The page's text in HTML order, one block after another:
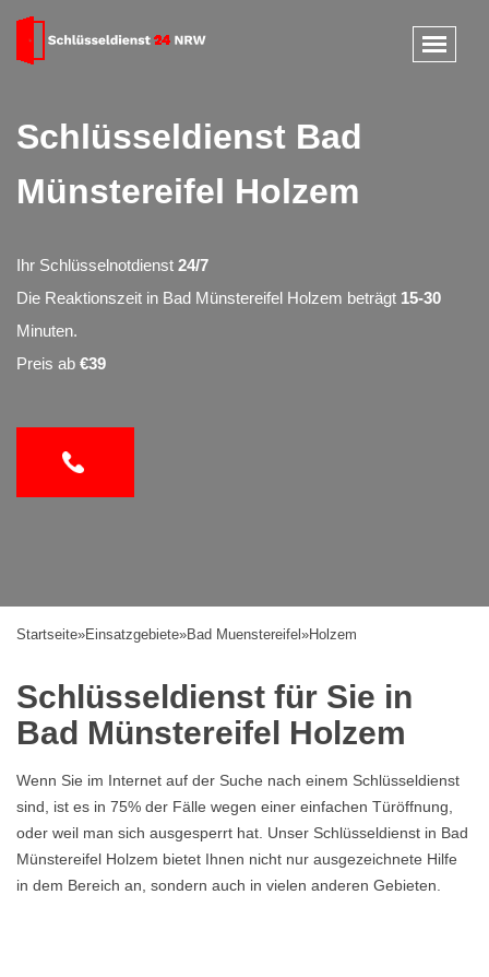
Schlüsseldienst Bad
Münstereifel Holzem
Ihr Schlüsselnotdienst 24/7
Die Reaktionszeit in Bad Münstereifel Holzem beträgt 15-30
Minuten.
Preis ab €39
Startseite»Einsatzgebiete»Bad Muenstereifel »Holzem
Schlüsseldienst für Sie in
Bad Münstereifel Holzem
Wenn Sie im Internet auf der Suche nach einem Schlüsseldienst
sind, ist es in 75% der Fälle wegen einer einfachen Türöffnung,
oder weil man sich ausgesperrt hat. Unser Schlüsseldienst in Bad
Münstereifel Holzem bietet Ihnen nicht nur ausgezeichnete Hilfe
in dem Bereich an, sondern auch in vielen anderen Gebieten.